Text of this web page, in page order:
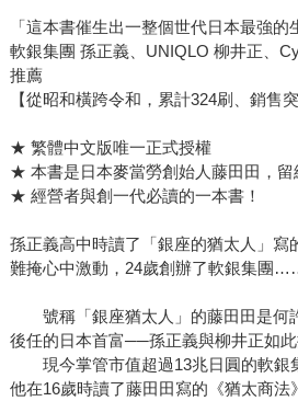
「這本書催生出一整個世代日本最強的
軟銀集團 孫正義、UNIQLO 柳井正、
推薦
【從昭和橫跨令和，累計324刷、銷售
★ 繁體中文版唯一正式授權
★ 本書是日本麥當勞創始人藤田田，
★ 經營者與創一代必讀的一本書！
孫正義高中時讀了「銀座的猶太人」寫
難掩心中激動，24歲創辦了軟銀集團
號稱「銀座猶太人」的藤田田是何許
後任的日本首富──孫正義與柳井正如此
現今掌管市值超過13兆日圓的軟銀
他在16歲時讀了藤田田寫的《猶太商法